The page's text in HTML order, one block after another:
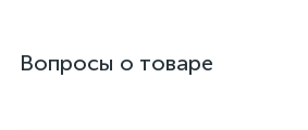
Вопросы о товаре